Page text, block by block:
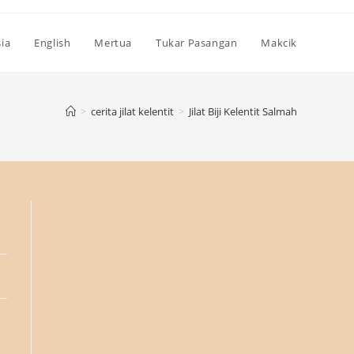
English Mertua Tukar Pasangan Makcik
> cerita jilat kelentit > Jilat Biji Kelentit Salmah